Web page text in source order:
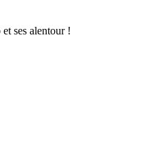
ses alentour !